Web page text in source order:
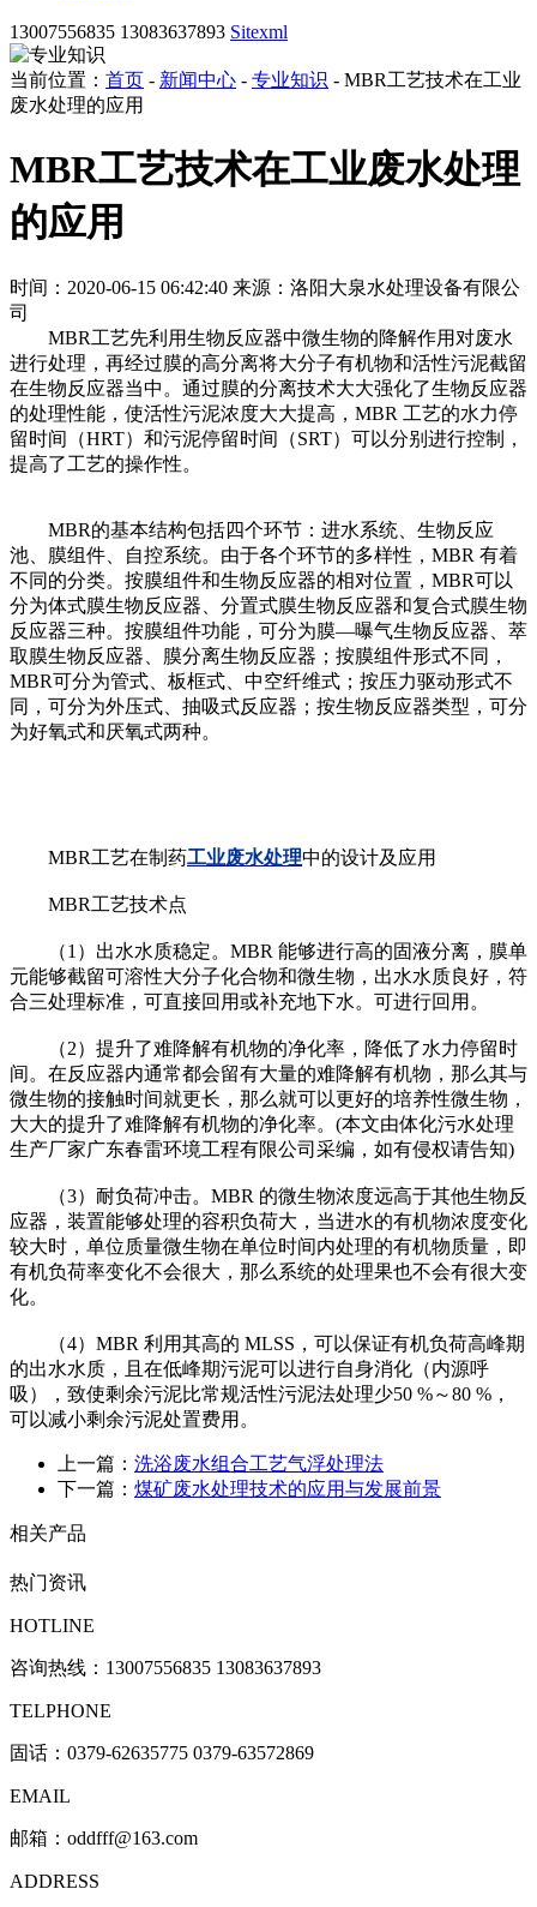
13007556835 13083637893 Sitexml
当前位置： 首页 - 新闻中心 - 专业知识 - MBR工艺技术在工业
废水处理的应用
MBR工艺技术在工业废水处理
的应用
时间：2020-06-15 06:42:40 来源：洛阳大泉水处理设备有限公
司
MBR工艺先利用生物反应器中微生物的降解作用对废水
进行处理，再经过膜的高分离将大分子有机物和活性污泥截留
在生物反应器当中。通过膜的分离技术大大强化了生物反应器
的处理性能，使活性污泥浓度大大提高，MBR 工艺的水力停
留时间（HRT）和污泥停留时间（SRT）可以分别进行控制，
提高了工艺的操作性。
MBR的基本结构包括四个环节：进水系统、生物反应
池、膜组件、自控系统。由于各个环节的多样性，MBR 有着
不同的分类。按膜组件和生物反应器的相对位置，MBR可以
分为体式膜生物反应器、分置式膜生物反应器和复合式膜生物
反应器三种。按膜组件功能，可分为膜—曝气生物反应器、萃
取膜生物反应器、膜分离生物反应器；按膜组件形式不同，
MBR可分为管式、板框式、中空纤维式；按压力驱动形式不
同，可分为外压式、抽吸式反应器；按生物反应器类型，可分
为好氧式和厌氧式两种。
MBR工艺在制药工业废水处理中的设计及应用
MBR工艺技术点
（1）出水水质稳定。MBR 能够进行高的固液分离，膜单
元能够截留可溶性大分子化合物和微生物，出水水质良好，符
合三处理标准，可直接回用或补充地下水。可进行回用。
（2）提升了难降解有机物的净化率，降低了水力停留时
间。在反应器内通常都会留有大量的难降解有机物，那么其与
微生物的接触时间就更长，那么就可以更好的培养性微生物，
大大的提升了难降解有机物的净化率。(本文由体化污水处理
生产厂家广东春雷环境工程有限公司采编，如有侵权请告知)
（3）耐负荷冲击。MBR 的微生物浓度远高于其他生物反
应器，装置能够处理的容积负荷大，当进水的有机物浓度变化
较大时，单位质量微生物在单位时间内处理的有机物质量，即
有机负荷率变化不会很大，那么系统的处理果也不会有很大变
化。
（4）MBR 利用其高的 MLSS，可以保证有机负荷高峰期
的出水水质，且在低峰期污泥可以进行自身消化（内源呼
吸），致使剩余污泥比常规活性污泥法处理少50 %～80 %，
可以减小剩余污泥处置费用。
上一篇： 洗浴废水组合工艺气浮处理法
下一篇： 煤矿废水处理技术的应用与发展前景
相关产品
热门资讯
HOTLINE
咨询热线： 13007556835 13083637893
TELPHONE
固话：0379-62635775 0379-63572869
EMAIL
邮箱：oddfff@163.com
ADDRESS